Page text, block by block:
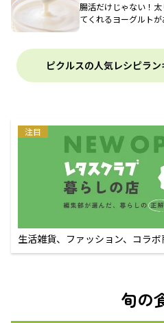
腸活だけじゃない！
てくれるヨーグルトが
ピクルスの人気レシピラ
注目
生活雑貨、ファッション、コラ
えるECサイト
旬の